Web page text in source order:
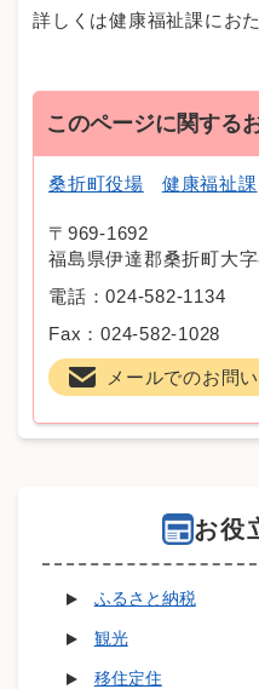
詳しくは健康福祉課にお
このページに関する
桑折町役場 健康福祉課
〒969-1692
福島県伊達郡桑折町大
電話：024-582-1134
Fax：024-582-1028
メールでのお問
お役
ふるさと納税
観光
移住定住